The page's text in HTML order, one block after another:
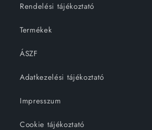
Rendelési tájékoztató
Termékek
ÁSZF
Adatkezelési tájékoztató
Impresszum
Cookie tájékoztató